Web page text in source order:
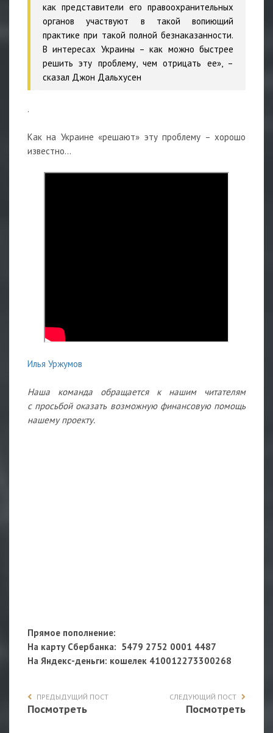
как представители его правоохранительных
органов участвуют в такой вопиющий
практике при такой полной безнаказанности.
В интересах Украины – как можно быстрее
решить эту проблему, чем отрицать ее», –
сказал Джон Дальхусен
.
Как на Украине «решают» эту проблему – хорошо
известно…
Илья Уржумов
Наша команда обращается к нашим читателям
с просьбой оказать возможную финансовую помощь
нашему проекту.
Прямое пополнение:
На карту Сбербанка: 5479 2752 0001 4487
На Яндекс-деньги: кошелек 410012273300268
ПРЕДЫДУЩИЙ ПОСТ
Посмотреть
СЛЕДУЮЩИЙ ПОСТ
Посмотреть